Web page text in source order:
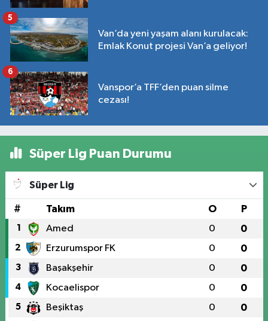
Van’da yeni yaşam alanı kurulacak:
Emlak Konut projesi Van’a geliyor!
5
Vanspor’a TFF’den puan silme
cezası!
6
Süper Lig Puan Durumu
Süper Lig
# Takım O P
1 Amed 0 0
2 Erzurumspor FK 0 0
3 Başakşehir 0 0
4 Kocaelispor 0 0
5 Beşiktaş 0 0